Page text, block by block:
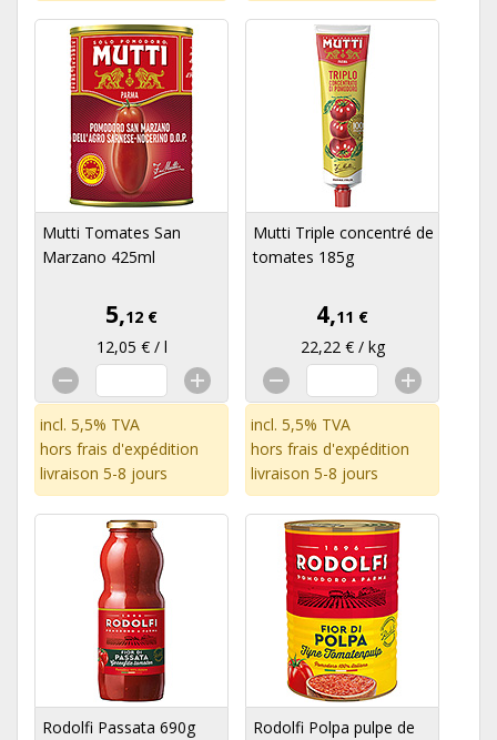
Mutti Tomates San
Marzano 425ml
5,12 €
12,05 € / l
incl. 5,5% TVA
hors frais d'expédition
livraison 5-8 jours
Mutti Triple concentré de
tomates 185g
4,11 €
22,22 € / kg
incl. 5,5% TVA
hors frais d'expédition
livraison 5-8 jours
Rodolfi Passata 690g
Rodolfi Polpa pulpe de